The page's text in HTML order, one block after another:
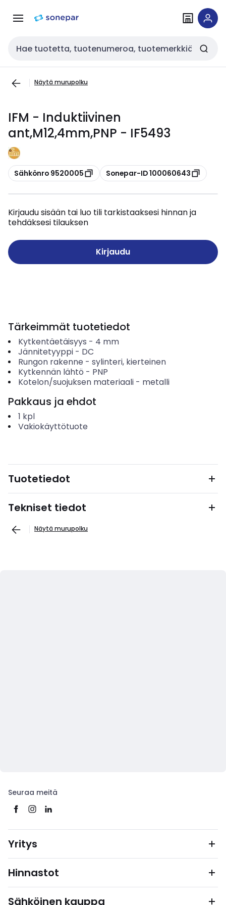
navigointiinsisältöön
Haku
Näytä murupolku
IFM - Induktiivinen
ant,M12,4mm,PNP - IF5493
Kopioi
Sähkönro 9520005 Kopioi
Sonepar-ID 100060643
Kirjaudu sisään tai luo tili tarkistaaksesi hinnan ja
tehdäksesi tilauksen
Kirjaudu
Tärkeimmät tuotetiedot
Kytkentäetäisyys - 4 mm
Jännitetyyppi- DC
Rungon rakenne - sylinteri, kierteinen
Kytkennän lähtö - PNP
Kotelon/suojuksen materiaali- metalli
Pakkaus ja ehdot
1 kpl
Vakiokäyttötuote
Tuotetiedot
Tekniset tiedot
Näytä murupolku
Seuraa meitä
Yritys
Hinnastot
Sähköinen kauppa